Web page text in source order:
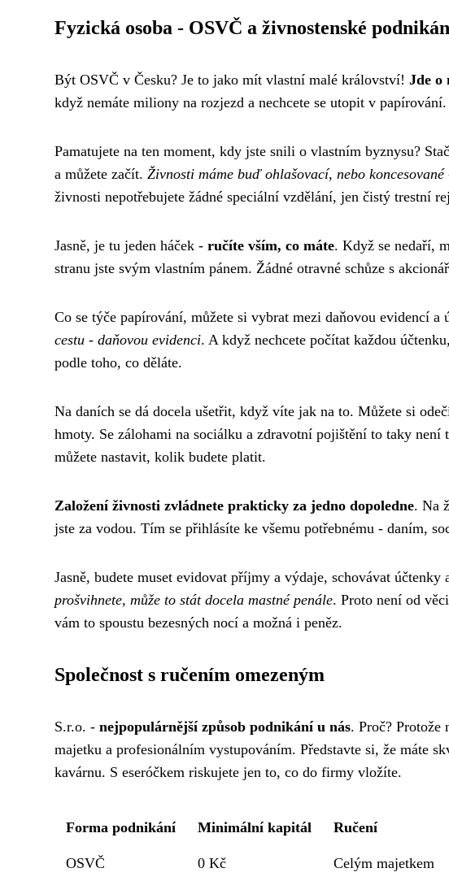
Fyzická osoba - OSVČ a živnostenské
Být OSVČ v Česku? Je to jako mít vlastní malé království! Jde o
když nemáte miliony na rozjezd a nechcete se utopit v papírování.
Pamatujete na ten moment, kdy jste snili o vlastním byznysu?
a můžete začít. Živnosti máme buď ohlašovací, nebo koncesované
živnosti nepotřebujete žádné speciální vzdělání, jen čistý trestní
Jasně, je tu jeden háček - ručíte vším, co máte. Když se nedaří,
stranu jste svým vlastním pánem. Žádné otravné schůze s
Co se týče papírování, můžete si vybrat mezi daňovou evidencí a
cestu - daňovou evidenci. A když nechcete počítat každou
podle toho, co děláte.
Na daních se dá docela ušetřit, když víte jak na to. Můžete si
hmoty. Se zálohami na sociálku a zdravotní pojištění to taky
můžete nastavit, kolik budete platit.
Založení živnosti zvládnete prakticky za jedno dopoledne. Na
jste za vodou. Tím se přihlásíte ke všemu potřebnému - daním,
Jasně, budete muset evidovat příjmy a výdaje, schovávat
prošvihnete, může to stát docela mastné penále. Proto není od
vám to spoustu bezesných nocí a možná i peněz.
Společnost s ručením omezeným
S.r.o. - nejpopulárnější způsob podnikání u nás. Proč? Protože
majetku a profesionálním vystupováním. Představte si, že máte
kavárnu. S eseróčkem riskujete jen to, co do firmy vložíte.
Forma podnikání Minimální kapitál Ručení
OSVČ 0 Kč Celým majetkem